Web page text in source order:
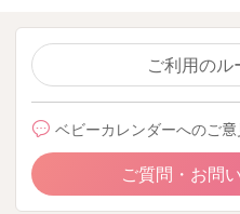
ご利用のル
ベビーカレンダーへのご
ご質問・お問